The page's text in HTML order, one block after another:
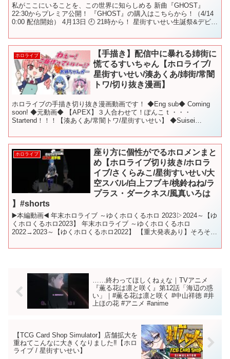
私がここにいることを、この世界に知らしめる 新曲『GHOST』
22:30からプレミア公開！ 『GHOST』の購入はこちらから！（4/14
0:00 配信開始） 4月13日 🕘 21時から！ 星街すいせい生誕祭&デビュ
ホロライブ
【手描き】配信中に暴れる姉街に
慌てるすいちゃん【ホロライブ/
星街すいせい/湊あくあ/姉街/常闇
トワ/切り抜き漫画】
ホロライブの手描き切り抜き漫画動画です！ ◆Eng sub◆ Coming
soon! ◆元動画◆ 【APEX】３人合わせて！ぽんこｔ・・・
Startend！！！【湊あくあ/常闇トワ/星街すいせい】 ◆Suisei
ホロライブ
座り方に個性がでるホロメンまと
め【ホロライブ切り抜き/ホロラ
イブ/さくらみこ/星街すいせい/大
空スバル/白上フブキ/桃鈴ねね/ラ
プラス・ダークネス/風真いろは
】#shorts
▶️本編動画◀️ 年末ホロライブ ～ゆくホロくるホロ 2023▷2024～【ゆ
くホロくるホロ2023】 年末ホロライブ ～ゆくホロくるホロ
2022→2023～【ゆくホロくるホロ2022】 【重大発表あり】そろそろ
……終わってほしくねぇな｜TVアニメ
『薫る花は凛と咲く』第12話「海辺の惑
い」｜#薫る花は凛と咲く #中山祥徳 #井
上ほの花 #アニメ #anime
【TCG Card Shop Simulator】店舗拡大を
重ねてこんなに大きくなりました‼【ホロ
ライブ / 星街すいせい】